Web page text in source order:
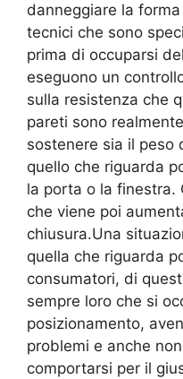
danneggiare la
tecnici che sono
prima di occuparsi
eseguono un
sulla resistenza che
pareti sono
sostenere sia il peso
quello che riguarda
la porta o la finestra.
che viene poi
chiusura.Una
quella che riguarda
consumatori, di
sempre loro che si
posizionamento,
problemi e anche
comportarsi per il